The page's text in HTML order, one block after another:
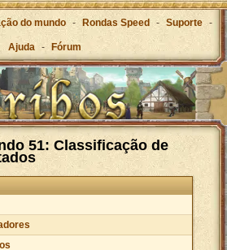
do mundo - Rondas Speed - Suporte -
Ajuda - Fórum
51: Classificação de